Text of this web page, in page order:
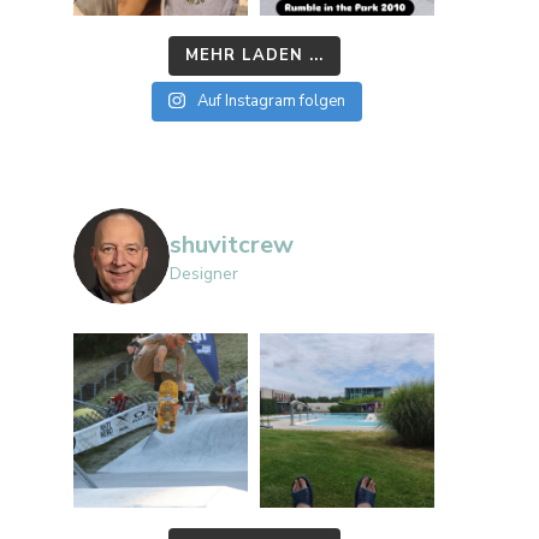
MEHR LADEN ...
Auf Instagram folgen
shuvitcrew
Designer